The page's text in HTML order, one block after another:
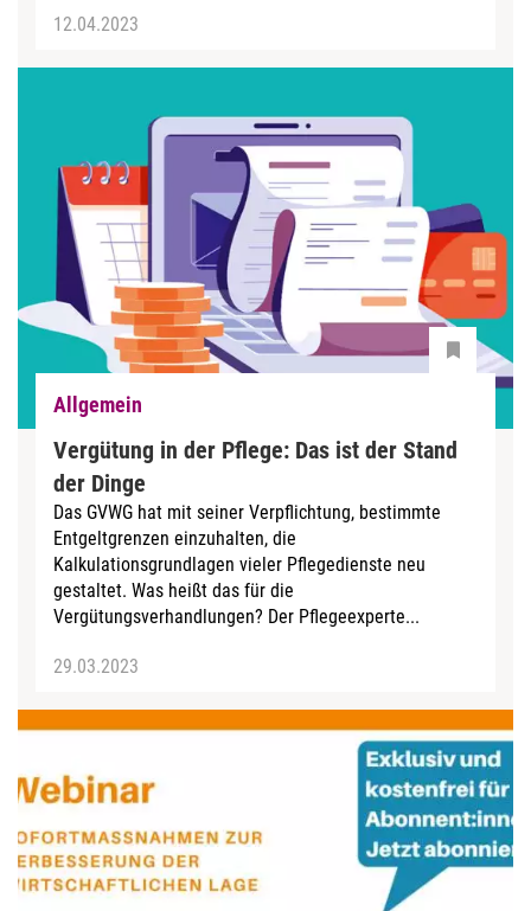
12.04.2023
Allgemein
Vergütung in der Pflege: Das ist der Stand
der Dinge
Das GVWG hat mit seiner Verpflichtung, bestimmte
Entgeltgrenzen einzuhalten, die
Kalkulationsgrundlagen vieler Pflegedienste neu
gestaltet. Was heißt das für die
Vergütungsverhandlungen? Der Pflegeexperte...
29.03.2023